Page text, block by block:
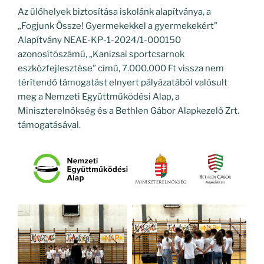
Az ülőhelyek biztosítása iskolánk alapítványa, a
„Fogjunk Össze! Gyermekekkel a gyermekekért”
Alapítvány NEAE-KP-1-2024/1-000150
azonosítószámú, „Kanizsai sportcsarnok
eszközfejlesztése” című, 7.000.000 Ft vissza nem
térítendő támogatást elnyert pályázatából valósult
meg a Nemzeti Együttműködési Alap, a
Miniszterelnökség és a Bethlen Gábor Alapkezelő Zrt.
támogatásával.